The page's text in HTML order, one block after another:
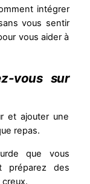
intégrer
vous sentir
vous aider à
vous sur
et ajouter une
repas.
que vous
préparez des